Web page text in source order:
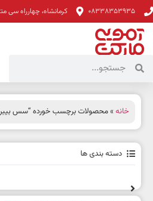
08338353935 کرمانشاه، چهارراه سی
خانه » محصولات برچسب خورده “سس بیبر
دسته بندی ها